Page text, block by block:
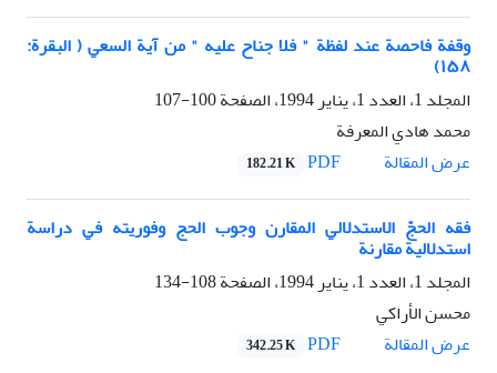
وقفة فاحصة عند لفظة " فلا جناح عليه " من آية السعي ( البقرة:
١۵٨)
المجلد 1، العدد 1، يناير 1994، الصفحة
100-107
محمد هادي المعرفة
عرض المقالة
182.21 K
فقه الحجّ الاستدلالي المقارن وجوب الحج وفوريته في دراسة
استدلالية مقارنة
المجلد 1، العدد 1، يناير 1994، الصفحة
108-134
محسن الأراکي
عرض المقالة
342.25 K